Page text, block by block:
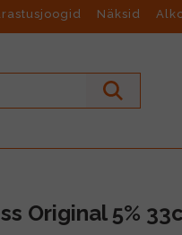
Näksid
Original 5%